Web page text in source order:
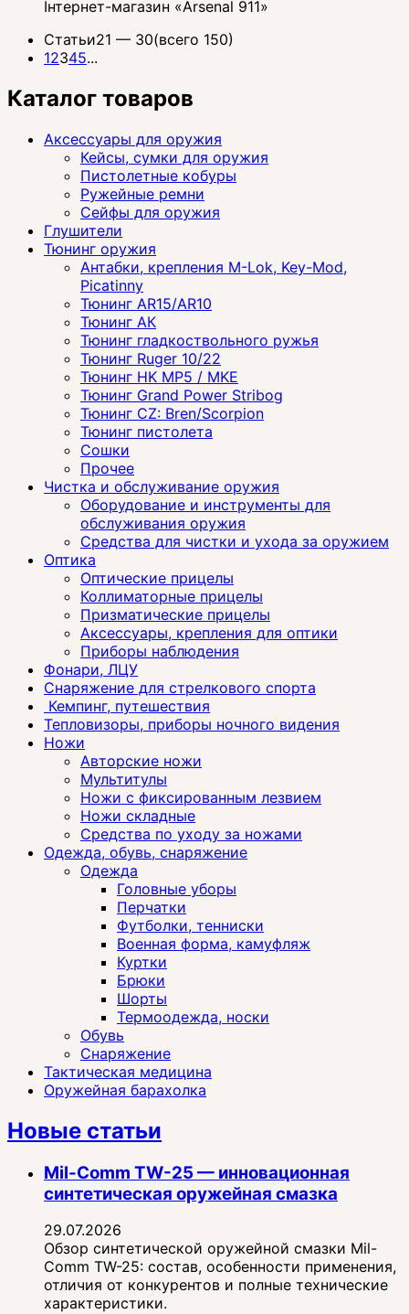
Інтернет-магазин «Arsenal 911»
Статьи21 — 30(всего 150)
12345...
Каталог товаров
Аксессуары для оружия
Кейсы, сумки для оружия
Пистолетные кобуры
Ружейные ремни
Сейфы для оружия
Глушители
Тюнинг оружия
Антабки, крепления M-Lok, Key-Mod,
Picatinny
Тюнинг AR15/AR10
Тюнинг АК
Тюнинг гладкоствольного ружья
Тюнинг Ruger 10/22
Тюнинг HK MP5 / MKE
Тюнинг Grand Power Stribog
Тюнинг CZ: Bren/Scorpion
Тюнинг пистолета
Сошки
Прочее
Чистка и обслуживание оружия
Оборудование и инструменты для
обслуживания оружия
Средства для чистки и ухода за оружием
Оптика
Оптические прицелы
Коллиматорные прицелы
Призматические прицелы
Аксессуары, крепления для оптики
Приборы наблюдения
Фонари, ЛЦУ
Снаряжение для стрелкового спорта
Кемпинг, путешествия
Тепловизоры, приборы ночного видения
Ножи
Авторские ножи
Мультитулы
Ножи с фиксированным лезвием
Ножи складные
Средства по уходу за ножами
Одежда, обувь, снаряжение
Одежда
Головные уборы
Перчатки
Футболки, тенниски
Военная форма, камуфляж
Куртки
Брюки
Шорты
Термоодежда, носки
Обувь
Снаряжение
Тактическая медицина
Оружейная барахолка
Новые статьи
Mil-Comm TW-25 — инновационная
синтетическая оружейная смазка
29.07.2026
Обзор синтетической оружейной смазки Mil-
Comm TW-25: состав, особенности применения,
отличия от конкурентов и полные технические
характеристики.